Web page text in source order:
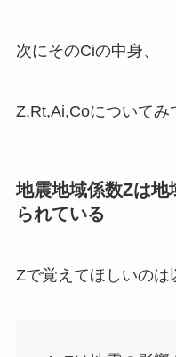
次にそのCiの中身、
Z,Rt,Ai,Coについてみ
地震地域係数Zは地
られている
Zで覚えてほしいのは